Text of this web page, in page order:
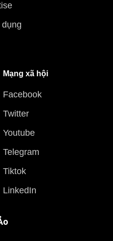
Mạng xã hội
Facebook
Twitter
Youtube
Telegram
Tiktok
LinkedIn